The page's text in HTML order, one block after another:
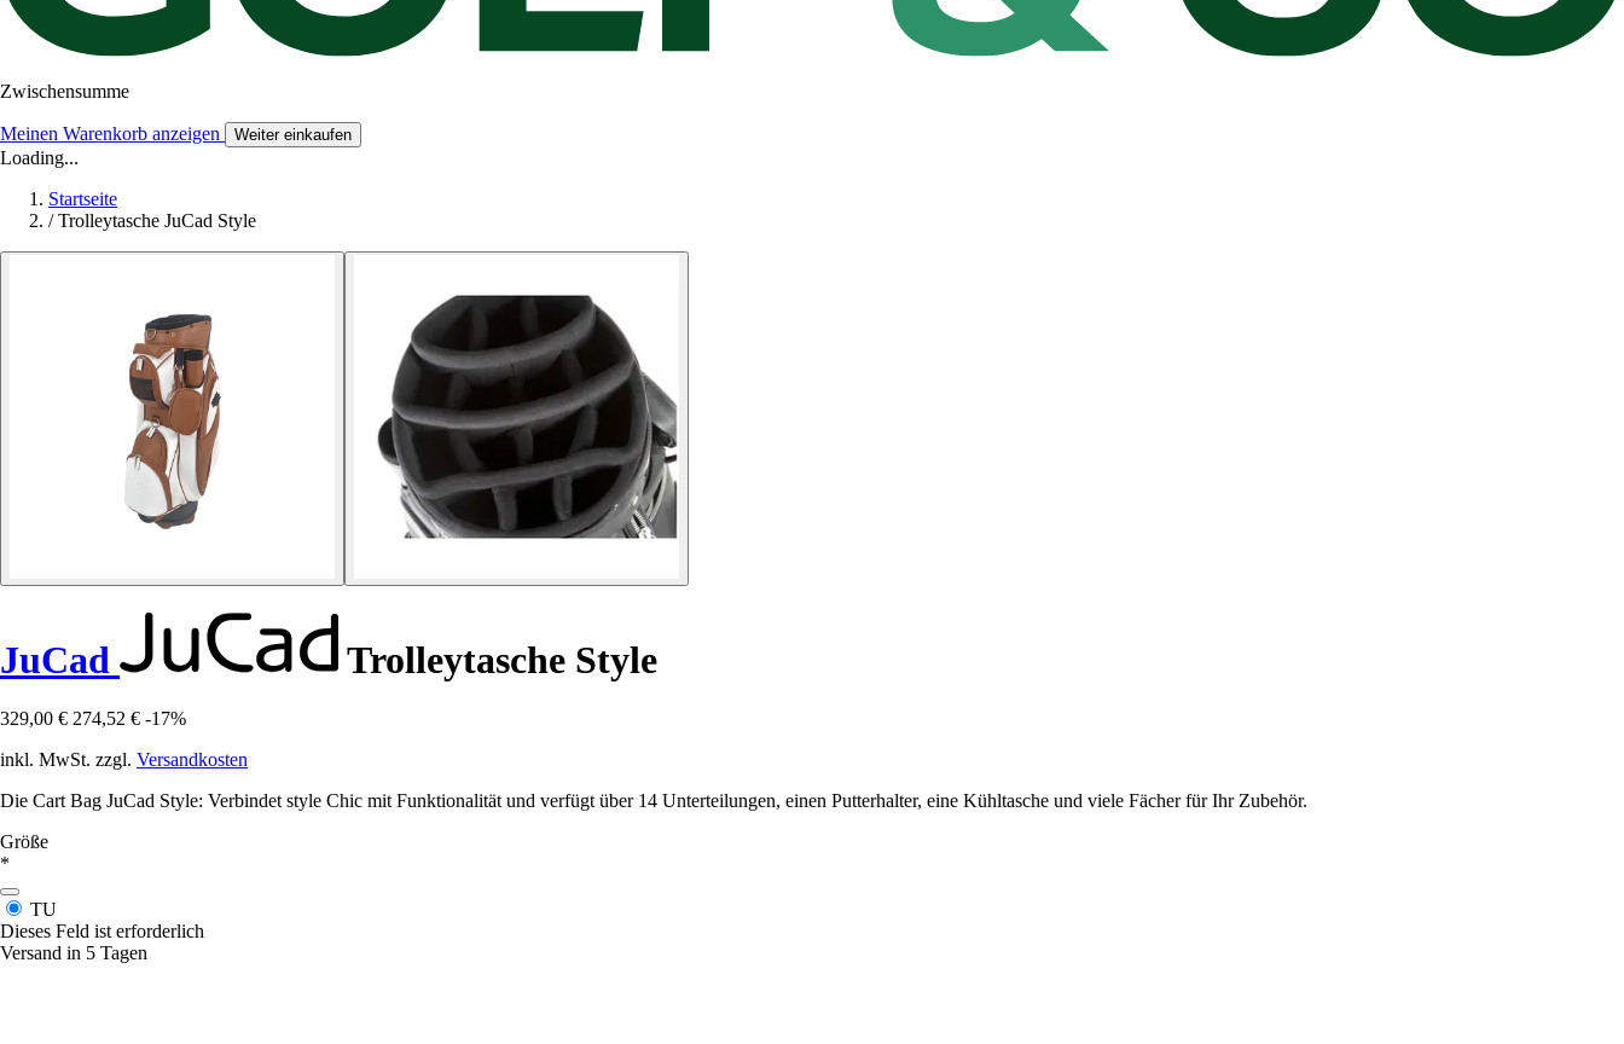
Zwischensumme
Meinen Warenkorb anzeigen Weiter einkaufen
Loading...
Startseite
/ Trolleytasche JuCad Style
JuCad Trolleytasche Style
329,00 € 274,52 € -17%
inkl. MwSt. zzgl. Versandkosten
Die Cart Bag JuCad Style: Verbindet style Chic mit Funktionalität und verfügt über 14 Unterteilungen, einen Putterhalter, eine Kühltasche und viele Fächer für Ihr Zubehör.
Größe
*
TU
Dieses Feld ist erforderlich
Versand in 5 Tagen